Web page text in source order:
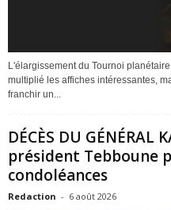
L'élargissement du Tournoi
multiplié les affiches intéressantes,
franchir un...
DÉCÈS DU GÉNÉRAL
président Tebboune
condoléances
Redaction - 6 août 2026